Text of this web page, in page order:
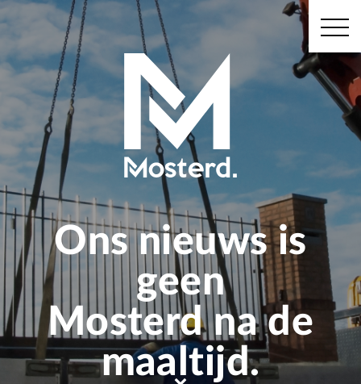
Ons nieuws is
geen
Mosterd na de
maaltijd.